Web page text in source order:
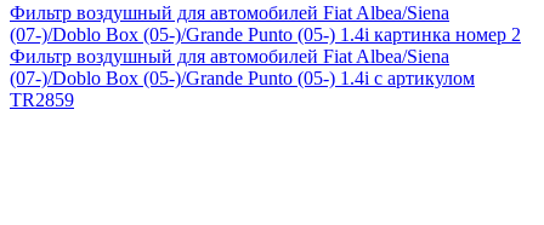
Фильтр воздушный для автомобилей Fiat Albea/Siena
(07-)/Doblo Box (05-)/Grande Punto (05-) 1.4i картинка номер 2
Фильтр воздушный для автомобилей Fiat Albea/Siena
(07-)/Doblo Box (05-)/Grande Punto (05-) 1.4i с артикулом
TR2859